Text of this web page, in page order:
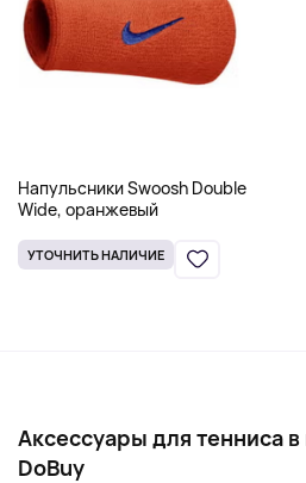
Напульсники Swoosh Double
Wide, оранжевый
УТОЧНИТЬ НАЛИЧИЕ
Аксессуары для тенниса
DoBuy